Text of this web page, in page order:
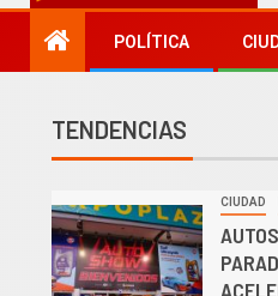
POLÍTICA
TENDENCIAS
1
CIUDAD